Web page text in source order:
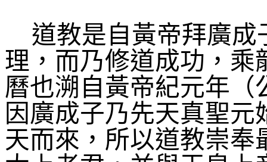
道教是自黃帝拜廣
理，而乃修道成功，乘
曆也溯自黃帝紀元年（
因廣成子乃先天真聖
天而來，所以道教崇奉